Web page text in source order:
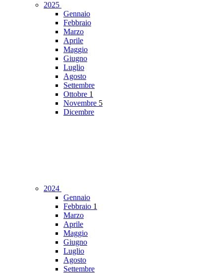
2025
Gennaio
Febbraio
Marzo
Aprile
Maggio
Giugno
Luglio
Agosto
Settembre
Ottobre 1
Novembre 5
Dicembre
2024
Gennaio
Febbraio 1
Marzo
Aprile
Maggio
Giugno
Luglio
Agosto
Settembre